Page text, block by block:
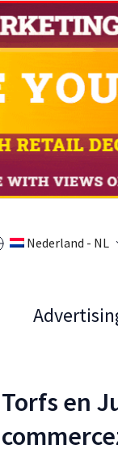
Nederland - NL
Torfs en